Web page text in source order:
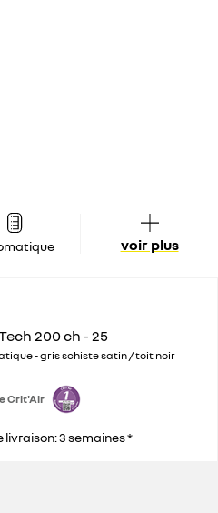
voir plus
200 ch - 25
- gris schiste satin / toit noir
Crit'Air
livraison: 3 semaines *